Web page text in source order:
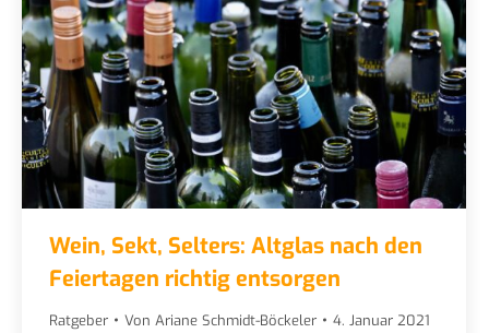
Wein, Sekt, Selters: Altglas nach den
Feiertagen richtig entsorgen
Ratgeber Von Ariane Schmidt-Böckeler 4. Januar 2021